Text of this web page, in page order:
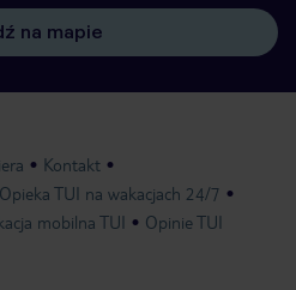
na mapie
Kontakt
Opieka TUI na wakacjach 24/7
mobilna TUI Opinie TUI